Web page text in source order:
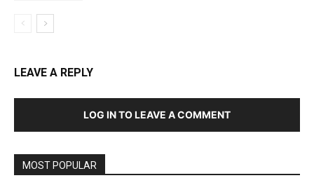
LEAVE A REPLY
LOG IN TO LEAVE A COMMENT
MOST POPULAR